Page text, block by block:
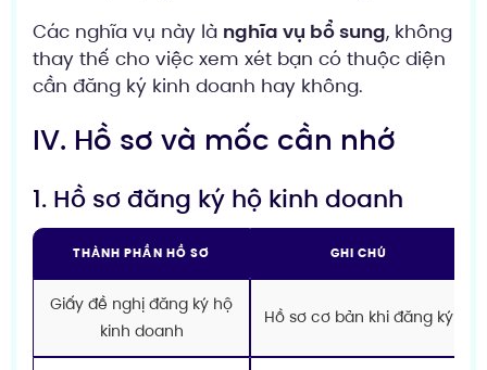
Các nghĩa vụ này là nghĩa vụ bổ sung, không
thay thế cho việc xem xét bạn có thuộc diện
cần đăng ký kinh doanh hay không.
IV. Hồ sơ và mốc cần nhớ
1. Hồ sơ đăng ký hộ kinh doanh
THÀNH PHẦN HỒ SƠ GHI CHÚ
Giấy đề nghị đăng ký hộ
kinh doanh
Hồ sơ cơ bản khi đăng ký